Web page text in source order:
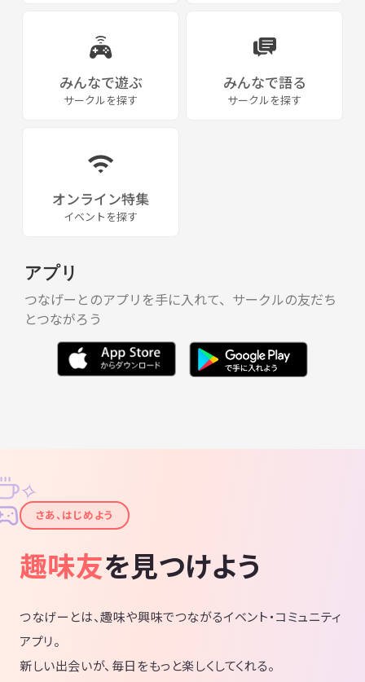
みんなで遊ぶ
サークルを探す
みんなで語る
サークルを探す
オンライン特集
イベントを探す
アプリ
つなげーとのアプリを手に入れて、サークルの友だち
とつながろう
✦
✧
さあ、はじめよう
趣味友を見つけよう
つなげーとは、趣味や興味でつながるイベント・コミュニティ
アプリ。
新しい出会いが、毎日をもっと楽しくしてくれる。